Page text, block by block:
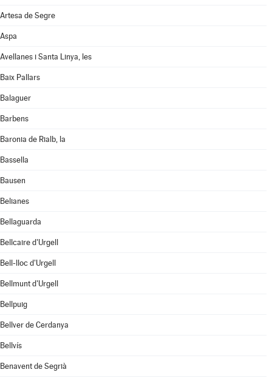
Artesa de Segre
Aspa
Avellanes i Santa Linya, les
Baix Pallars
Balaguer
Barbens
Baronia de Rialb, la
Bassella
Bausen
Belianes
Bellaguarda
Bellcaire d'Urgell
Bell-lloc d'Urgell
Bellmunt d'Urgell
Bellpuig
Bellver de Cerdanya
Bellvís
Benavent de Segrià